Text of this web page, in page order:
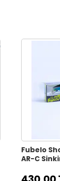
Fubelo
AR-C